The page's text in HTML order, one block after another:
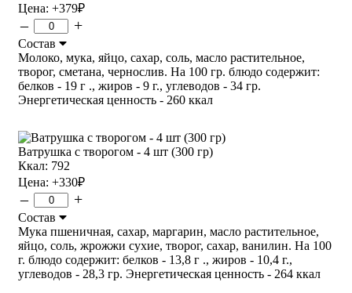
Цена: +379₽
– +
Состав
Молоко, мука, яйцо, сахар, соль, масло растительное,
творог, сметана, чернослив. На 100 гр. блюдо содержит:
белков - 19 г ., жиров - 9 г., углеводов - 34 гр.
Энергетическая ценность - 260 ккал
Ватрушка с творогом - 4 шт (300 гр)
Ккал: 792
Цена: +330₽
– +
Состав
Мука пшеничная, сахар, маргарин, масло растительное,
яйцо, соль, жрожжи сухие, творог, сахар, ванилин. На 100
г. блюдо содержит: белков - 13,8 г ., жиров - 10,4 г.,
углеводов - 28,3 гр. Энергетическая ценность - 264 ккал